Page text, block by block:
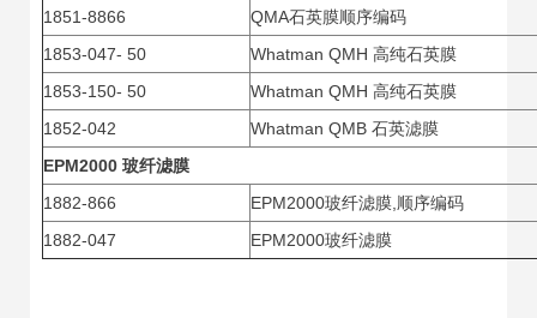
1851-8866
QMA石英膜顺序编码
1853-047- 50
Whatman QMH 高纯石英膜
1853-150- 50
Whatman QMH 高纯石英膜
1852-042
Whatman QMB 石英滤膜
EPM2000 玻纤滤膜
1882-866
EPM2000玻纤滤膜,顺序编码
1882-047
EPM2000玻纤滤膜